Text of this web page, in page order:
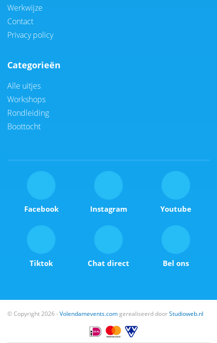
Werkwijze
Contact
Privacy policy
Categorieën
Alle uitjes
Workshops
Rondleiding
Boottocht
Facebook Instagram Youtube
Tiktok Chat direct Bel ons
© Copyright 2026 -Volendamevents.com gerealiseerd doorStudioweb.nl